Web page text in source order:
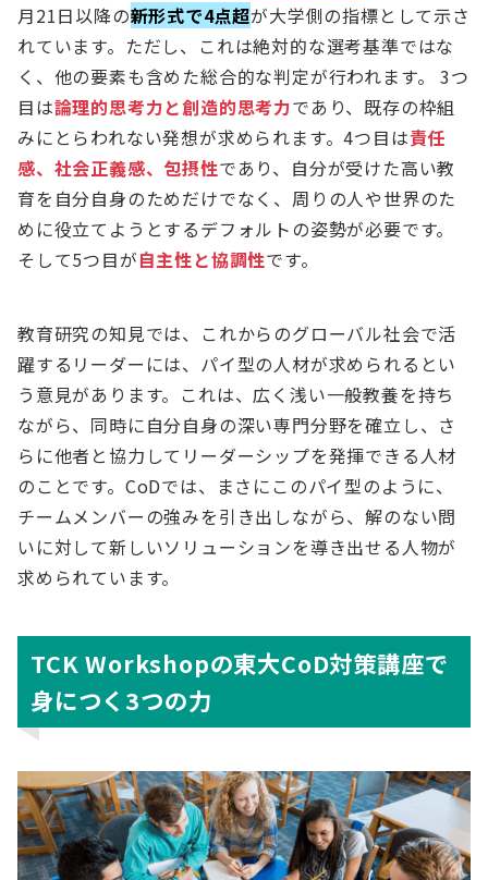
月21日以降の新形式で4点超が大学側の指標として示さ
れています。ただし、これは絶対的な選考基準ではな
く、他の要素も含めた総合的な判定が行われます。 3つ
目は論理的思考力と創造的思考力であり、既存の枠組
みにとらわれない発想が求められます。4つ目は責任
感、社会正義感、包摂性であり、自分が受けた高い教
育を自分自身のためだけでなく、周りの人や世界のた
めに役立てようとするデフォルトの姿勢が必要です。
そして5つ目が自主性と協調性です。
教育研究の知見では、これからのグローバル社会で活
躍するリーダーには、パイ型の人材が求められるとい
う意見があります。これは、広く浅い一般教養を持ち
ながら、同時に自分自身の深い専門分野を確立し、さ
らに他者と協力してリーダーシップを発揮できる人材
のことです。CoDでは、まさにこのパイ型のように、
チームメンバーの強みを引き出しながら、解のない問
いに対して新しいソリューションを導き出せる人物が
求められています。
TCK Workshopの東大CoD対策講座で
身につく3つの力